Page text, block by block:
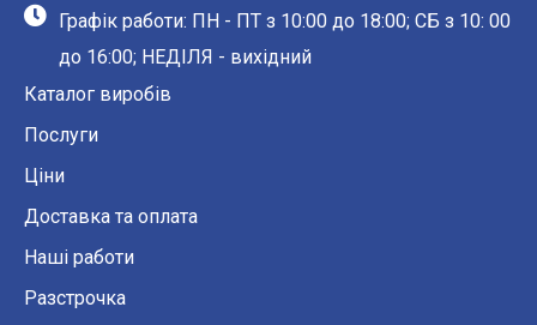
Графік работи: ПН - ПТ з 10:00 до 18:00; СБ з 10: 00
до 16:00; НЕДІЛЯ - вихідний
Каталог виробів
Послуги
Ціни
Доставка та оплата
Наші работи
Разстрочка